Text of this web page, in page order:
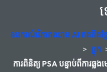
ឧបករណ៍វិភាគឈាម AI ឥតគិតថ្
> ប្លុក
ការពិនិត្យ PSA បន្ទាប់ពីការឆ្លង